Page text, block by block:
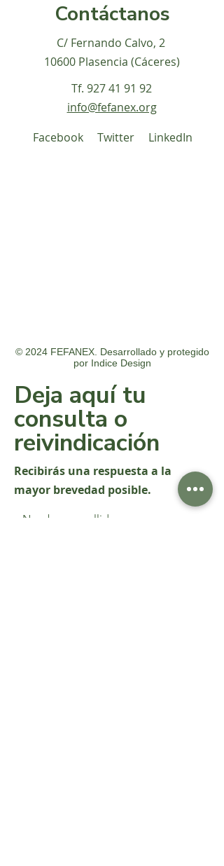
Contáctanos
C/ Fernando Calvo, 2
10600 Plasencia (Cáceres)
Tf. 927 41 91 92
info@fefanex.org
Facebook
Twitter LinkedIn
© 2024 FEFANEX. Desarrollado y protegido
por Indice Design
Deja aquí tu
consulta o
reivindicación
Recibirás una respuesta a la
mayor brevedad posible.
Nombre y apellido